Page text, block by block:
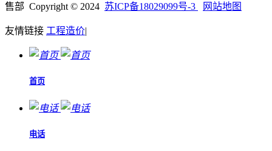
售部 Copyright © 2024 苏ICP备18029099号-3 网站地图
友情链接 工程造价|
首页
电话